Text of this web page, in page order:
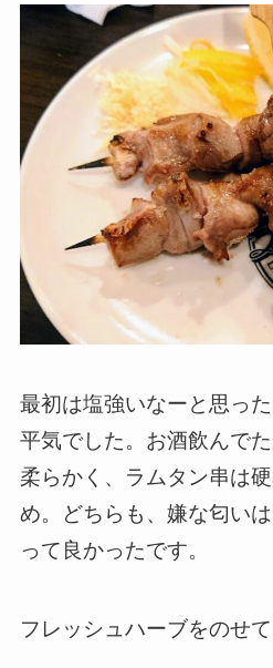
最初は塩強いなーと思っ
平気でした。お酒飲んで
柔らかく、ラムタン串は
め。どちらも、嫌な匂い
って良かったです。
フレッシュハーブをのせて